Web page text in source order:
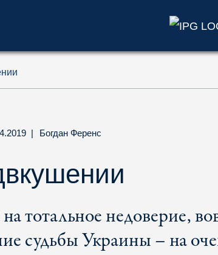
'1')
'2')
| Богдан Ференс
тотальное недоверие,
судьбы Украины – на